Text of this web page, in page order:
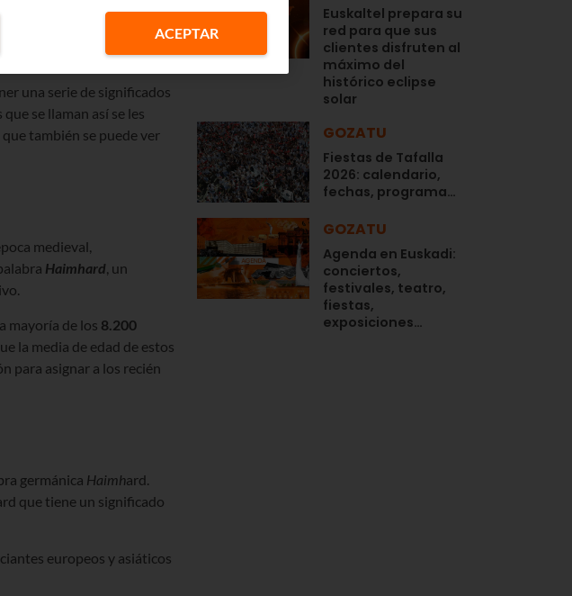
una serie de significados
se llaman así se les
también se puede ver
medieval,
Haimhard, un
mayoría de los 8.200
la media de edad de estos
para asignar a los recién
germánica Haimhard.
que tiene un significado
europeos y asiáticos
Euskaltel prepara su
red para que sus
clientes disfruten al
máximo del
histórico eclipse
solar
GOZATU
Fiestas de Tafalla
2026: calendario,
fechas, programa…
GOZATU
Agenda en Euskadi:
conciertos,
festivales, teatro,
fiestas,
exposiciones…
ACEPTAR